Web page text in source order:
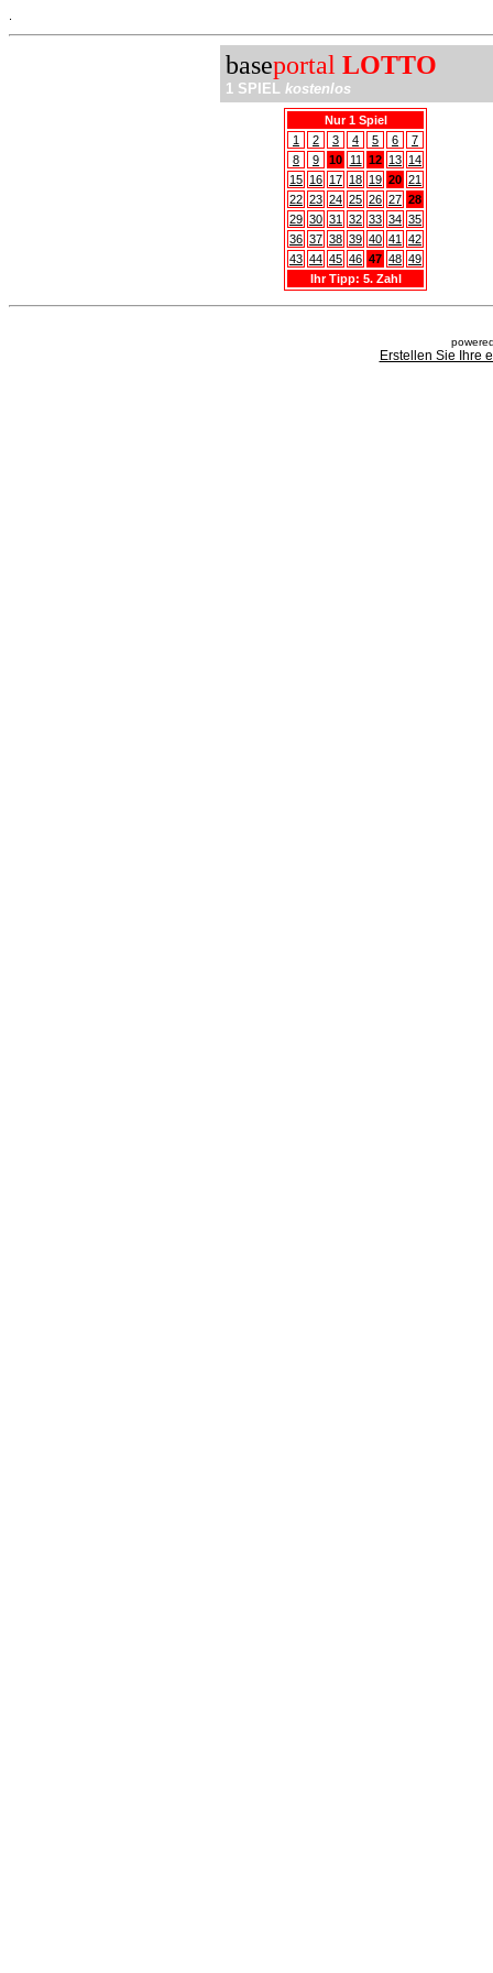
baseportal LOTTO
1 SPIEL kostenlos
Nur 1 Spiel
1
2 3 4 5 6
7
8
9 10 11 12 13 14
15 16 17 18 19 20 21
22 23 24 25 26 27 28
29 30 31 32 33 34 35
36 37 38 39 40 41
42
43 44 45 46 47 48 49
Ihr Tipp: 5. Zahl
Erstellen Sie Ihre